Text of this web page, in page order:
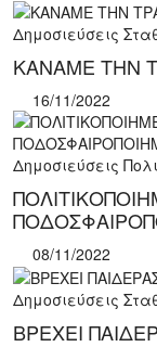
Δημοσιεύσεις
ΚΑΝΑΜΕ ΤΗΝ
16/11/2022
Δημοσιεύσεις
08/11/2022
Δημοσιεύσεις
ΒΡΕΧΕΙ